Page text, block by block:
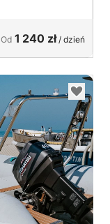
Od 1 240 zł/ dzień